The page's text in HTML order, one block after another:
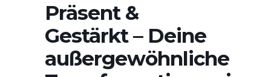
Präsent &
Gestärkt – Deine
außergewöhnliche